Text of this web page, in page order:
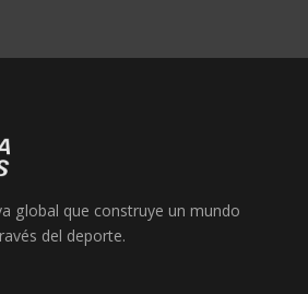
global que construye un mundo
del deporte.